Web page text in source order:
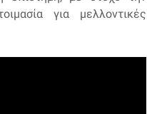
για μελλοντικές